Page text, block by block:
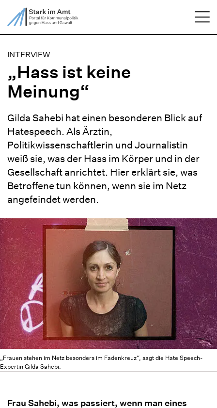
ZUM HAUPTINHALT SPRINGEN
ZUR SUCHE SPRINGEN
INTERVIEW
„Hass ist keine
Meinung“
Gilda Sahebi hat einen besonderen Blick auf
Hatespeech. Als Ärztin,
Politikwissenschaftlerin und Journalistin
weiß sie, was der Hass im Körper und in der
Gesellschaft anrichtet. Hier erklärt sie, was
Betroffene tun können, wenn sie im Netz
angefeindet werden.
„Frauen stehen im Netz besonders im Fadenkreuz“, sagt die Hate Speech-
Expertin Gilda Sahebi.
Frau Sahebi, was passiert, wenn man eines